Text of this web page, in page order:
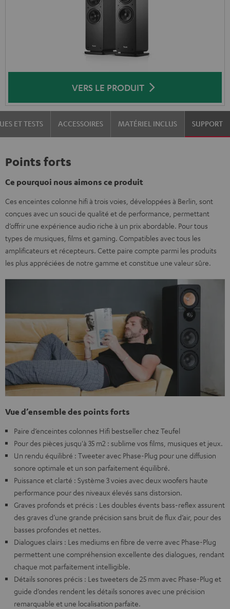
VERS LE PRODUIT
ET TESTS ACCESSOIRES MATÉRIEL INCLUS SUPPORT
Points forts
Ce pourquoi nous aimons ce produit
Ces enceintes colonne hifi à trois voies, développées à Berlin, sont
conçues avec un souci de qualité et de performance, permettant
d’offrir une expérience audio riche à un prix abordable. Pour tous
types de musiques, films et gaming. Compatibles avec tous les
amplificateurs et récepteurs. Cette paire compte parmi les produits
les plus appréciées de notre gamme et constitue une valeur sûre.
Vue d’ensemble des points forts
Paire d’enceintes colonnes Hifi bestseller chez Teufel
Pour des pièces jusqu'à 35 m2 : sublime vos films, musiques et jeux.
Un rendu équilibré : Tweeter avec Phase-Plug pour une diffusion
sonore optimale et un son parfaitement équilibré.
Puissance et clarté : Système 3 voies avec deux woofers haute
performance pour des niveaux élevés sans distorsion.
Graves profonds et précis : Les doubles évents bass-reflex assurent
des graves d’une grande précision sans bruit de flux d’air, pour des
basses profondes et nettes.
Dialogues clairs : Les mediums en fibre de verre avec Phase-Plug
permettent une compréhension excellente des dialogues, rendant
chaque mot parfaitement intelligible.
Détails sonores précis : Les tweeters de 25 mm avec Phase-Plug et
guide d’ondes rendent les détails sonores avec une précision
remarquable et une localisation parfaite.